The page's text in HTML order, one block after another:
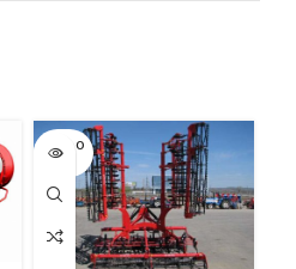
SOLD O
UT